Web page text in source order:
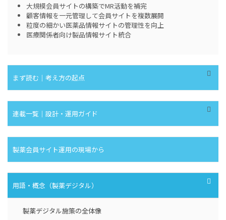
⼤規模会員サイトの構築でMR活動を補完
顧客情報を一元管理して会員サイトを複数展開
粒度の細かい医薬品情報サイトの管理性を向上
医療関係者向け製品情報サイト統合
まず読む｜考え方の起点
連載一覧｜設計・運用ガイド
製薬会員サイト運用の現場から
用語・概念（製薬デジタル）
製薬デジタル施策の全体像